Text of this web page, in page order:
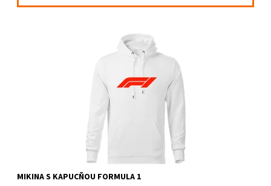
Mikina s kapucňou a logom FORMULA 1
MIKINA S KAPUCŇOU FORMULA 1